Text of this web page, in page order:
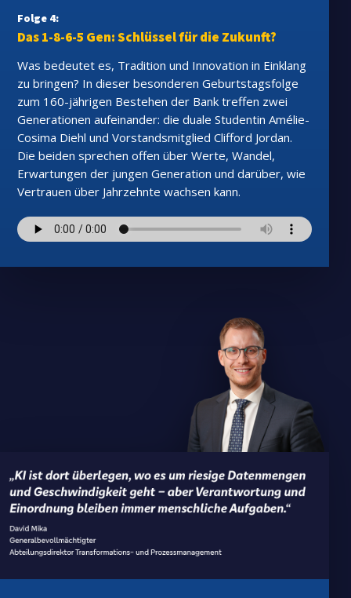
Folge 4:
Das 1-8-6-5 Gen: Schlüssel für die Zukunft?
Was bedeutet es, Tradition und Innovation in Einklang
zu bringen? In dieser besonderen Geburtstagsfolge
zum 160-jährigen Bestehen der Bank treffen zwei
Generationen aufeinander: die duale Studentin Amélie-
Cosima Diehl und Vorstandsmitglied Clifford Jordan.
Die beiden sprechen offen über Werte, Wandel,
Erwartungen der jungen Generation und darüber, wie
Vertrauen über Jahrzehnte wachsen kann.